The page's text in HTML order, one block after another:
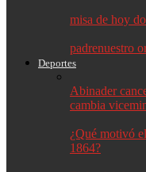
misa de hoy
padrenuestro
Deportes
Abinader
cambia
¿Qué motivó
1864?